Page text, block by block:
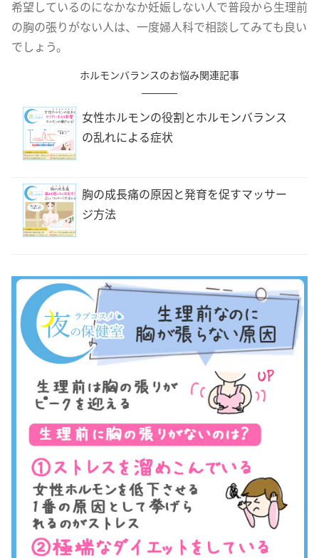
希望しているのになかなか妊娠しない人で普段から生理前
の胸の張りがない人は、一度婦人科で相談してみても良い
でしょう。
ホルモンバランスのお悩み関連記事
女性ホルモンの役割とホルモンバランス
の乱れによる症状
胸の成長痛の原因と発育を促すマッサー
ジ方法